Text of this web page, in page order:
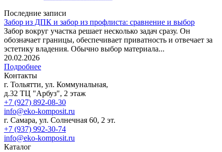
Последние записи
Забор из ДПК и забор из профлиста: сравнение и выбор
Забор вокруг участка решает несколько задач сразу. Он
обозначает границы, обеспечивает приватность и отвечает за
эстетику владения. Обычно выбор материала...
20.02.2026
Подробнее
Контакты
г. Тольятти, ул. Коммунальная,
д.32 ТЦ "Арбуз", 2 этаж
+7 (927) 892-08-30
info@eko-komposit.ru
г. Самара, ул. Солнечная 60, 2 эт.
+7 (937) 992-30-74
info@eko-komposit.ru
Каталог